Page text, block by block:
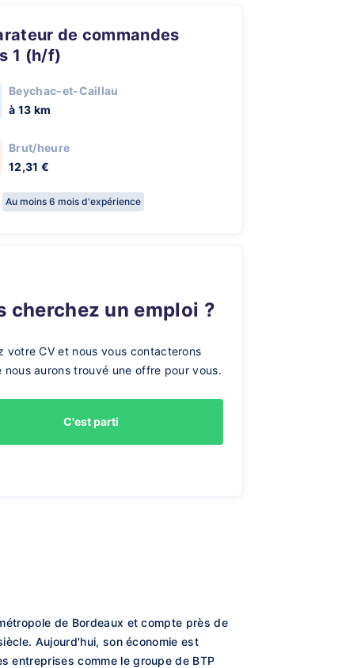
1 (h/f)
Beychac-et-Caillau
à 13 km
Brut/heure
12,31 €
Au moins 6 mois d'expérience
cherchez un emploi ?
votre CV et nous vous contacterons
nous aurons trouvé une offre pour vous.
C'est parti
de Bordeaux et compte près de
Aujourd'hui, son économie est
entreprises comme le groupe de BTP